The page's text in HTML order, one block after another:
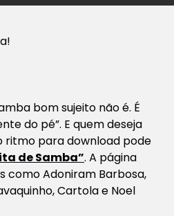
bom sujeito não é. É
do pé”. E quem deseja
ritmo para download pode
de Samba”. A página
como Adoniram Barbosa,
Cartola e Noel